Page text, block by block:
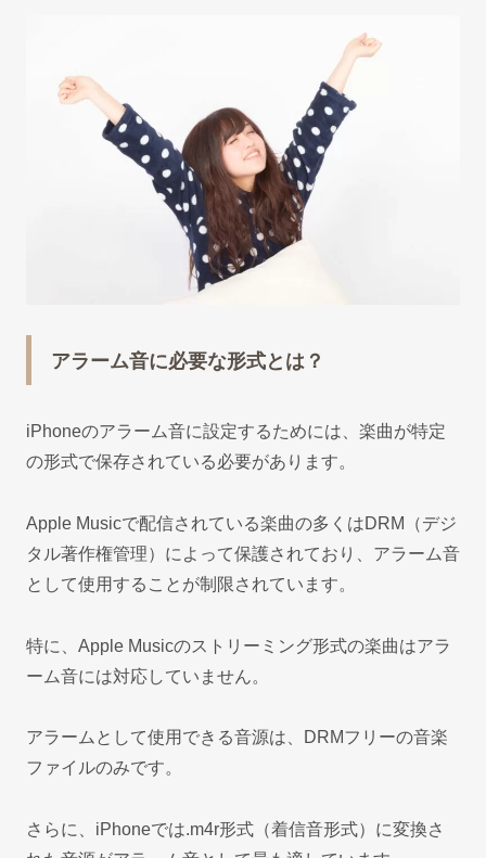
アラーム音に必要な形式とは？
iPhoneのアラーム音に設定するためには、楽曲が特定
の形式で保存されている必要があります。
Apple Musicで配信されている楽曲の多くはDRM（デジ
タル著作権管理）によって保護されており、アラーム音
として使用することが制限されています。
特に、Apple Musicのストリーミング形式の楽曲はアラ
ーム音には対応していません。
アラームとして使用できる音源は、DRMフリーの音楽
ファイルのみです。
さらに、iPhoneでは.m4r形式（着信音形式）に変換さ